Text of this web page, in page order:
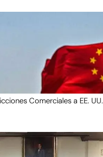
Comerciales a EE. UU.